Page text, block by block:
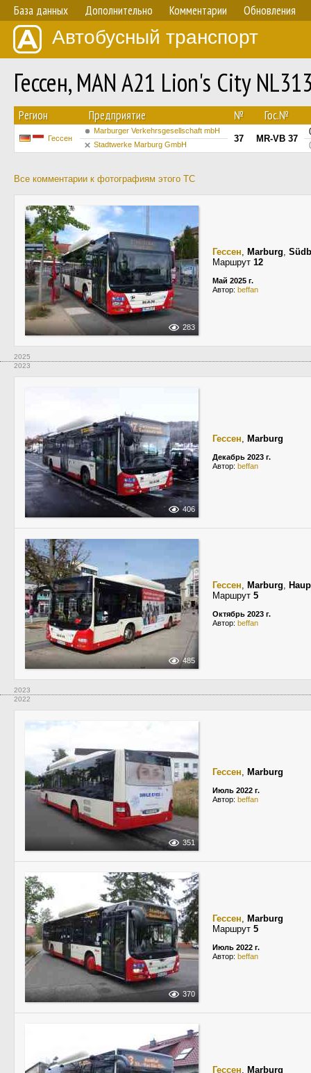
База данных Дополнительно Комментарии Обновления
Автобусный транспорт
Гессен, MAN A21 Lion's City
Регион Предприятие № Гос.№
Гессен
Marburger Verkehrsgesellschaft mbH
37 MR-VB 37
Stadtwerke Marburg GmbH
Все комментарии к фотографиям этого ТС
283
Гессен, Marburg,
Маршрут 12
Май 2025 г.
Автор: beffan
2025
2023
406
Гессен, Marburg
Декабрь 2023 г.
Автор: beffan
485
Гессен, Marburg,
Маршрут 5
Октябрь 2023 г.
Автор: beffan
2023
2022
351
Гессен, Marburg
Июль 2022 г.
Автор: beffan
370
Гессен, Marburg
Маршрут 5
Июль 2022 г.
Автор: beffan
Гессен, Marburg